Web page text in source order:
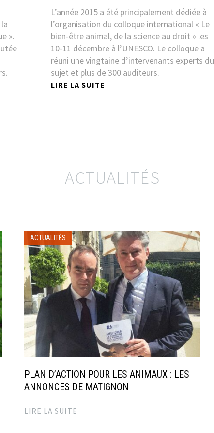
».
L’année 2015 a été principalement dédiée à
l’organisation du colloque international « Le
bien-être animal, de la science au droit » les
10-11 décembre à l’UNESCO. Le colloque a
réuni une vingtaine d’intervenants experts du
sujet et plus de 300 auditeurs.
LIRE LA SUITE
ACTUALITÉS
ACTUALITÉS
PLAN D’ACTION POUR LES ANIMAUX : LES
ANNONCES DE MATIGNON
LIRE LA SUITE